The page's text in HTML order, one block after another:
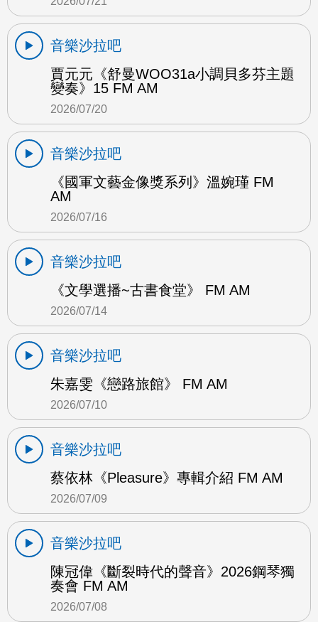
音樂沙拉吧
賈元元《舒曼WOO31a小調貝多芬主題
變奏》15 FM AM
2026/07/20
音樂沙拉吧
《國軍文藝金像獎系列》溫婉瑾 FM
AM
2026/07/16
音樂沙拉吧
《文學選播~古書食堂》 FM AM
2026/07/14
音樂沙拉吧
朱嘉雯《戀路旅館》 FM AM
2026/07/10
音樂沙拉吧
蔡依林《Pleasure》專輯介紹 FM AM
2026/07/09
音樂沙拉吧
陳冠偉《斷裂時代的聲音》2026鋼琴獨
奏會 FM AM
2026/07/08